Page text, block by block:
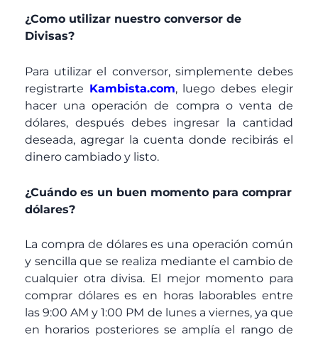
¿Como utilizar nuestro conversor de
Divisas?
Para utilizar el conversor, simplemente debes
registrarte Kambista.com, luego debes elegir
hacer una operación de compra o venta de
dólares, después debes ingresar la cantidad
deseada, agregar la cuenta donde recibirás el
dinero cambiado y listo.
¿Cuándo es un buen momento para comprar
dólares?
La compra de dólares es una operación común
y sencilla que se realiza mediante el cambio de
cualquier otra divisa. El mejor momento para
comprar dólares es en horas laborables entre
las 9:00 AM y 1:00 PM de lunes a viernes, ya que
en horarios posteriores se amplía el rango de